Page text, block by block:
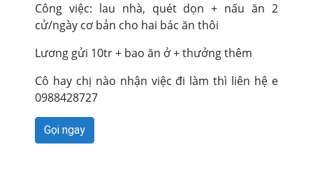
Công việc: lau nhà, quét dọn + nấu ăn 2
cử/ngày cơ bản cho hai bác ăn thôi
Lương gửi 10tr + bao ăn ở + thưởng thêm
Cô hay chị nào nhận việc đi làm thì liên hệ e
0988428727
Gọi ngay